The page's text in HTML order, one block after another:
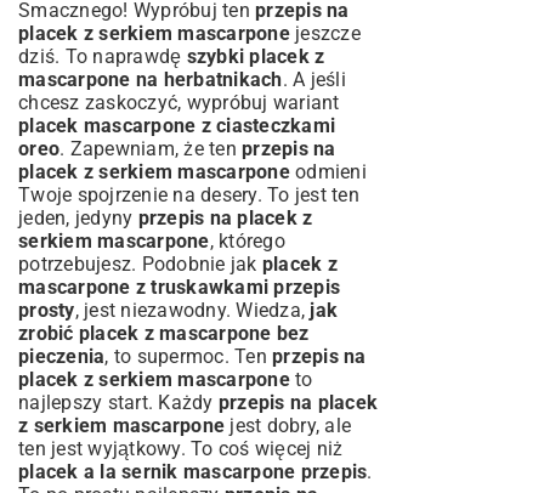
Smacznego! Wypróbuj ten przepis na
placek z serkiem mascarponejeszcze
dziś. To naprawdę szybki placek z
mascarpone na herbatnikach. A jeśli
chcesz zaskoczyć, wypróbuj wariant
placek mascarpone z ciasteczkami
oreo. Zapewniam, że ten przepis na
placek z serkiem mascarponeodmieni
Twoje spojrzenie na desery. To jest ten
jeden, jedyny przepis na placek z
serkiem mascarpone, którego
potrzebujesz. Podobnie jak placek z
mascarpone z truskawkami przepis
prosty, jest niezawodny. Wiedza, jak
zrobić placek z mascarpone bez
pieczenia, to supermoc. Ten przepis na
placek z serkiem mascarponeto
najlepszy start. Każdy przepis na placek
z serkiem mascarpone jest dobry, ale
ten jest wyjątkowy. To coś więcej niż
placek a la sernik mascarpone przepis.